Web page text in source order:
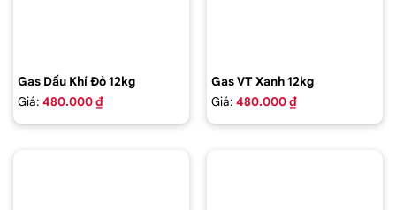
Gas Dầu Khí Đỏ 12kg
Giá: 480.000 ₫
Gas VT Xanh 12kg
Giá: 480.000 ₫